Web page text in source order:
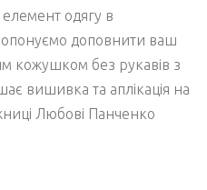
одягу в
доповнити ваш
кожушком без рукавів з
вишивка та аплікація на
Любові Панченко